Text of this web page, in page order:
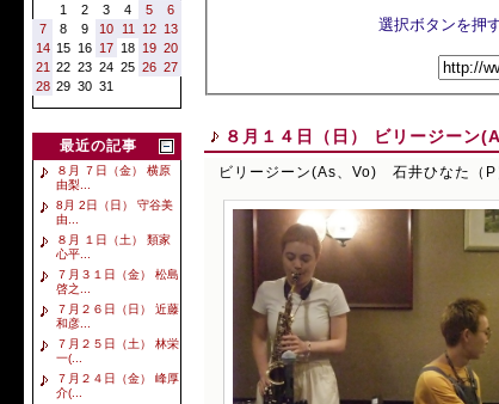
1 2 3 4 5
6
7
8 9 10 11 12 13
14 15 16 17 18 19 20
21
22 23 24 25 26 27
28 29 30 31
最近の記事
８月 ７日（金） 横原
由梨...
8月 2日（日） 守谷美
由...
８月 １日（土） 類家
心平...
７月３１日（金） 松島
啓之...
７月２６日（日） 近藤
和彦...
７月２５日（土） 林栄
一(...
７月２４日（金） 峰厚
介(...
８月１４日（日） ビリージーン
ビリージーン(As、Vo) 石井ひなた（P